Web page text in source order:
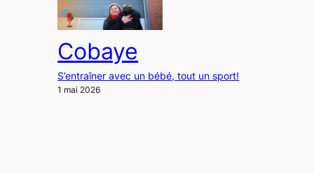
Cobaye
S’entraîner avec un bébé, tout un sport!
1 mai 2026